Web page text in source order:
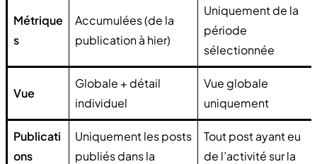
Métrique
s
Accumulées (de la
publication à hier)
Uniquement de la
période
sélectionnée
Vue
Globale + détail
individuel
Vue globale
uniquement
Publicati
ons
Uniquement les posts
publiés dans la
Tout post ayant eu
de l’activité sur la